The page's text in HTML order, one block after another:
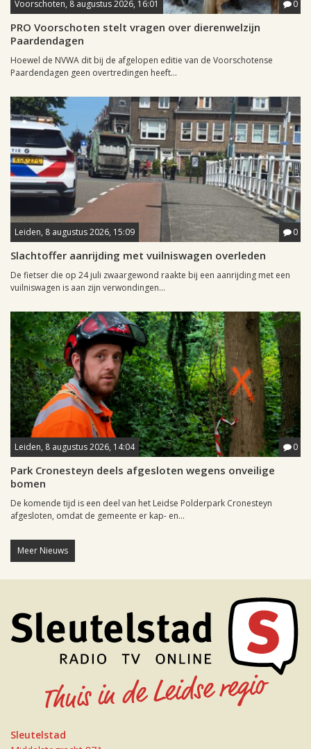
Voorschoten, 8 augustus 2026, 16:01 0
PRO Voorschoten stelt vragen over dierenwelzijn
Paardendagen
Hoewel de NVWA dit bij de afgelopen editie van de Voorschotense
Paardendagen geen overtredingen heeft...
Leiden, 8 augustus 2026, 15:09 0
Slachtoffer aanrijding met vuilniswagen overleden
De fietser die op 24 juli zwaargewond raakte bij een aanrijding met een
vuilniswagen is aan zijn verwondingen...
Leiden, 8 augustus 2026, 14:04 0
Park Cronesteyn deels afgesloten wegens onveilige
bomen
De komende tijd is een deel van het Leidse Polderpark Cronesteyn
afgesloten, omdat de gemeente er kap- en...
Meer Nieuws
Sleutelstad